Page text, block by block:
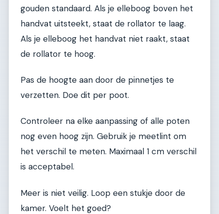
gouden standaard. Als je elleboog boven het
handvat uitsteekt, staat de rollator te laag.
Als je elleboog het handvat niet raakt, staat
de rollator te hoog.
Pas de hoogte aan door de pinnetjes te
verzetten. Doe dit per poot.
Controleer na elke aanpassing of alle poten
nog even hoog zijn. Gebruik je meetlint om
het verschil te meten. Maximaal 1 cm verschil
is acceptabel.
Meer is niet veilig. Loop een stukje door de
kamer. Voelt het goed?